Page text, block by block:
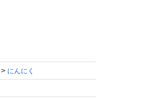
きがある場合がありま
願いします。
にんにく